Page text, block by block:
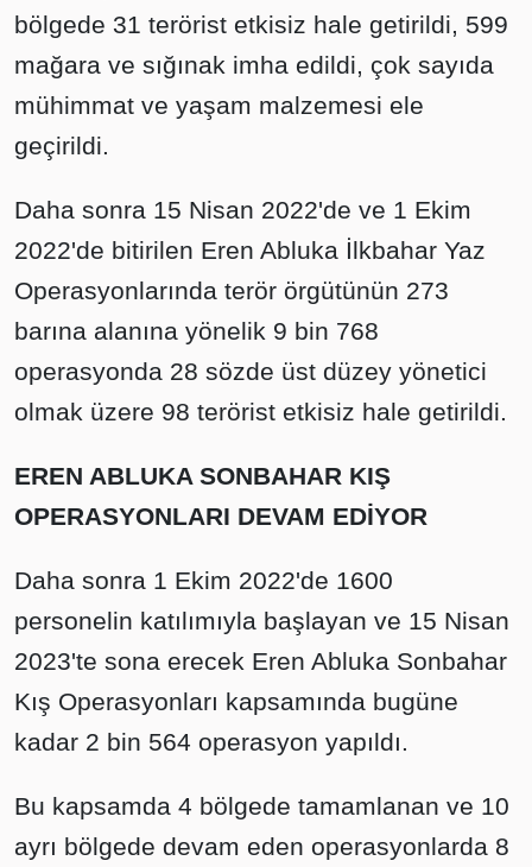
bölgede 31 terörist etkisiz hale getirildi, 599
mağara ve sığınak imha edildi, çok sayıda
mühimmat ve yaşam malzemesi ele
geçirildi.
Daha sonra 15 Nisan 2022'de ve 1 Ekim
2022'de bitirilen Eren Abluka İlkbahar Yaz
Operasyonlarında terör örgütünün 273
barına alanına yönelik 9 bin 768
operasyonda 28 sözde üst düzey yönetici
olmak üzere 98 terörist etkisiz hale getirildi.
EREN ABLUKA SONBAHAR KIŞ
OPERASYONLARI DEVAM EDİYOR
Daha sonra 1 Ekim 2022'de 1600
personelin katılımıyla başlayan ve 15 Nisan
2023'te sona erecek Eren Abluka Sonbahar
Kış Operasyonları kapsamında bugüne
kadar 2 bin 564 operasyon yapıldı.
Bu kapsamda 4 bölgede tamamlanan ve 10
ayrı bölgede devam eden operasyonlarda 8